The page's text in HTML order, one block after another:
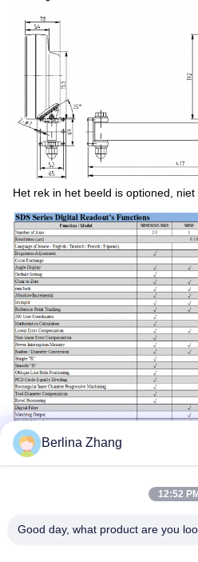
Het rek in het beeld is optioned,
Berlina Zhang
12:52 PM
Good day, what product are you